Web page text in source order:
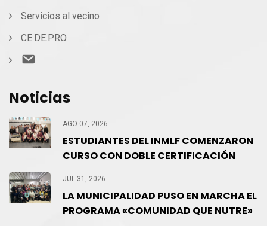
Servicios al vecino
CE.DE.PRO
Noticias
AGO 07, 2026
ESTUDIANTES DEL INMLF COMENZARON
CURSO CON DOBLE CERTIFICACIÓN
JUL 31, 2026
LA MUNICIPALIDAD PUSO EN MARCHA EL
PROGRAMA «COMUNIDAD QUE NUTRE»